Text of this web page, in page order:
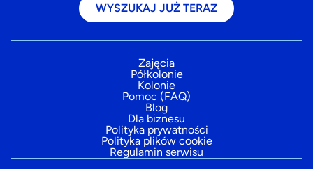
WYSZUKAJ JUŻ TERAZ
Zajęcia
Półkolonie
Kolonie
Pomoc (FAQ)
Blog
Dla biznesu
Polityka prywatności
Polityka plików cookie
Regulamin serwisu